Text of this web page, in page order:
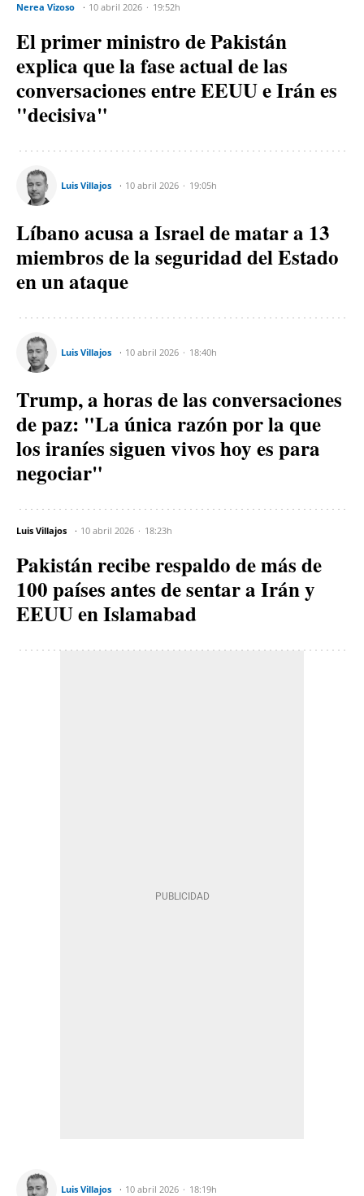
Nerea Vizoso 10 abril 2026 19:52h
El primer ministro de Pakistán
explica que la fase actual de las
conversaciones entre EEUU e Irán es
"decisiva"
Luis Villajos 10 abril 2026 19:05h
Líbano acusa a Israel de matar a 13
miembros de la seguridad del Estado
en un ataque
Luis Villajos 10 abril 2026 18:40h
Trump, a horas de las conversaciones
de paz: "La única razón por la que
los iraníes siguen vivos hoy es para
negociar"
Luis Villajos 10 abril 2026 18:23h
Pakistán recibe respaldo de más de
100 países antes de sentar a Irán y
EEUU en Islamabad
Luis Villajos 10 abril 2026 18:19h